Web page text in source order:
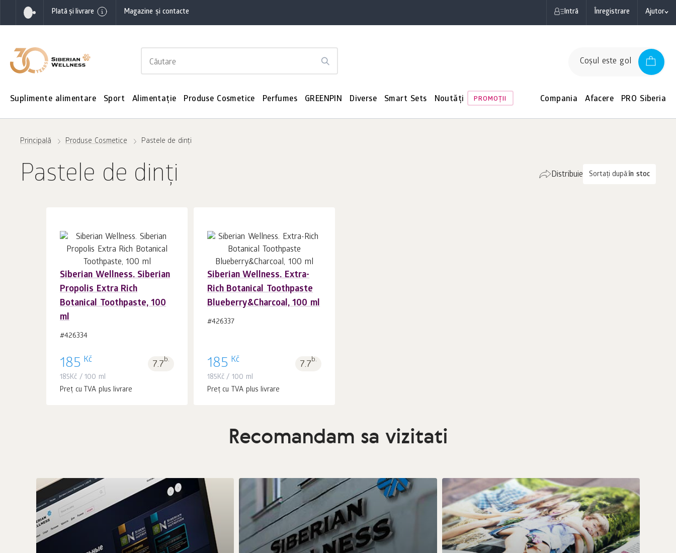
Plată și livrare Magazine și contacte Intră Înregistrare Ajutor
Coşul este gol
Suplimente alimentare Sport Alimentație Produse Cosmetice Perfumes GREENPIN Diverse Smart Sets Noutăți PROMOŢII Compania Afacere PRO Siberia
Principală Produse Cosmetice Pastele de dinţi
Pastele de dinţi Sortați după:în stoc
Distribuie
Siberian Wellness. Siberian
Propolis Extra Rich
Botanical Toothpaste, 100
ml
#426334
185 Kč 7.7b.
185Kč / 100 ml
Preț cu TVA plus livrare
În coș 1buc.
Siberian Wellness. Extra-
Rich Botanical Toothpaste
Blueberry&Charcoal, 100 ml
#426337
185 Kč 7.7b.
185Kč/ 100 ml
Preț cu TVA plus livrare
În coș 1buc.
Recomandam sa vizitati